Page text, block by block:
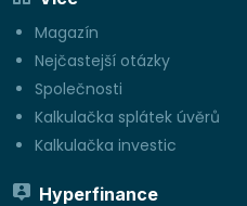
Magazín
Nejčastejší otázky
Společnosti
Kalkulačka splátek úvěrů
Kalkulačka investic
Hyperfinance